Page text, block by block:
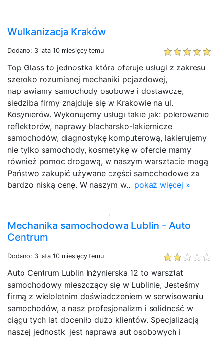
Wulkanizacja Kraków
Dodano: 3 lata 10 miesięcy temu
Top Glass to jednostka która oferuje usługi z zakresu
szeroko rozumianej mechaniki pojazdowej,
naprawiamy samochody osobowe i dostawcze,
siedziba firmy znajduje się w Krakowie na ul.
Kosynierów. Wykonujemy usługi takie jak: polerowanie
reflektorów, naprawy blacharsko-lakiernicze
samochodów, diagnostykę komputerową, lakierujemy
nie tylko samochody, kosmetykę w ofercie mamy
również pomoc drogową, w naszym warsztacie mogą
Państwo zakupić używane części samochodowe za
bardzo niską cenę. W naszym w... pokaż więcej »
Mechanika samochodowa Lublin - Auto
Centrum
Dodano: 3 lata 10 miesięcy temu
Auto Centrum Lublin Inżynierska 12 to warsztat
samochodowy mieszczący się w Lublinie, Jesteśmy
firmą z wieloletnim doświadczeniem w serwisowaniu
samochodów, a nasz profesjonalizm i solidność w
ciągu tych lat doceniło dużo klientów. Specjalizacją
naszej jednostki jest naprawa aut osobowych i